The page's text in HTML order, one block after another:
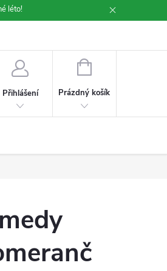
léto!
Přihlášení
NÁKUPNÍ
Prázdný košík